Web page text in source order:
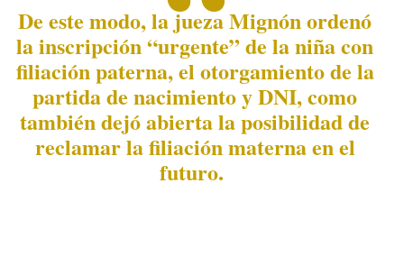
De este modo, la jueza Mignón ordenó
la inscripción “urgente” de la niña con
filiación paterna, el otorgamiento de la
partida de nacimiento y DNI, como
también dejó abierta la posibilidad de
reclamar la filiación materna en el
futuro.